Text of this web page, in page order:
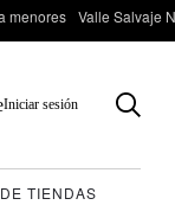
menores Valle Salvaje
Iniciar sesión
DE TIENDAS